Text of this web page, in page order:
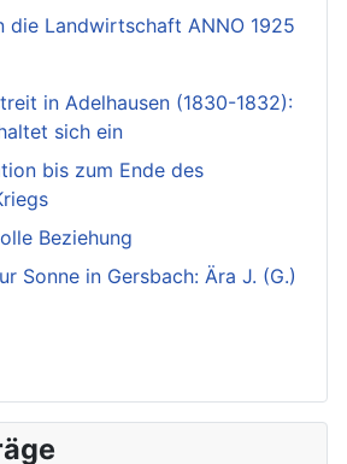
die Landwirtschaft ANNO 1925
in Adelhausen (1830-1832):
sich ein
bis zum Ende des
Beziehung
Sonne in Gersbach: Ära J. (G.)